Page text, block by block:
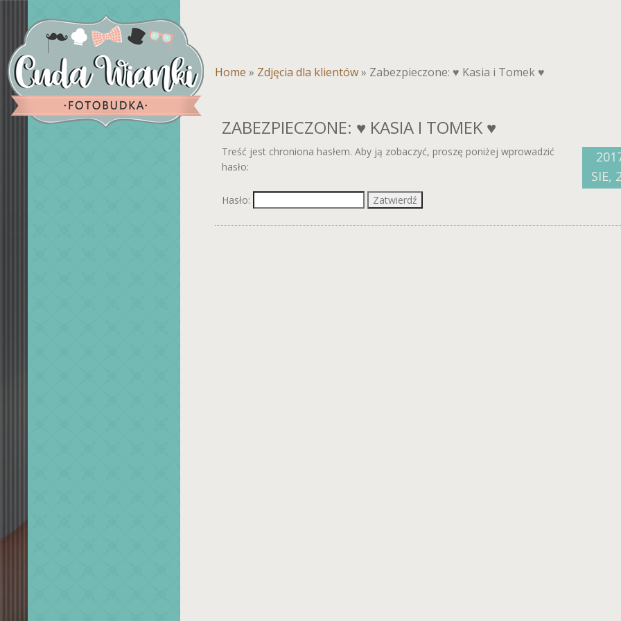
Home » Zdjęcia dla klientów» Zabezpieczone: ♥ Kasia i Tomek ♥
ZABEZPIECZONE: ♥ KASIA I TOMEK ♥
Treść jest chroniona hasłem. Aby ją zobaczyć, proszę poniżej wprowadzić
hasło:
Hasło:
SIE,